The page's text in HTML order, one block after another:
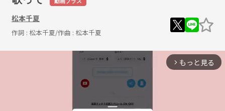
松本千夏
作詞 : 松本千夏/作曲 : 松本千夏
arrow_forward_ios もっと見る